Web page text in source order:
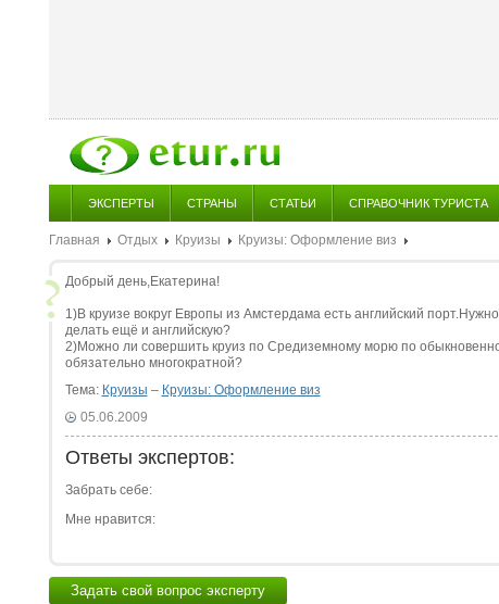
ЭКСПЕРТЫ СТРАНЫ СТАТЬИ СПРАВОЧНИК ТУРИСТА
Главная Отдых Круизы Круизы: Оформление виз
Добрый день,Екатерина!
1)В круизе вокруг Европы из Амстердама есть английский
делать ещё и английскую?
2)Можно ли совершить круиз по Средиземному морю по
обязательно многократной?
Тема: Круизы – Круизы: Оформление виз
05.06.2009
Ответы экспертов:
Забрать себе:
Мне нравится:
Задать свой вопрос эксперту